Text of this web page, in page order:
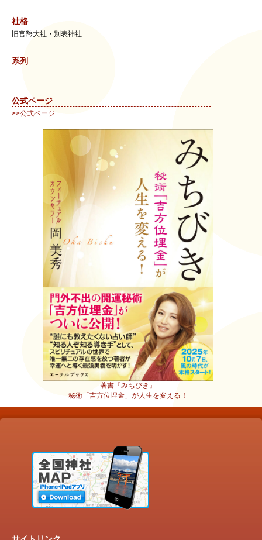
社格
旧官幣大社・別表神社
系列
-
公式ページ
>>公式ページ
著書『みちびき』
秘術「吉方位埋金」が人生を変える！